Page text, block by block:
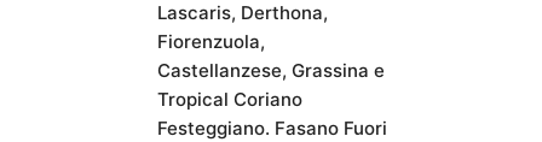
Lascaris, Derthona,
Fiorenzuola,
Castellanzese, Grassina e
Tropical Coriano
Festeggiano. Fasano Fuori